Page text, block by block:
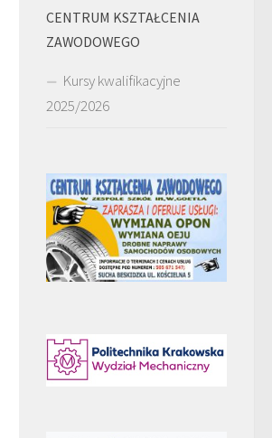
CENTRUM KSZTAŁCENIA
ZAWODOWEGO
Kursy kwalifikacyjne
2025/2026